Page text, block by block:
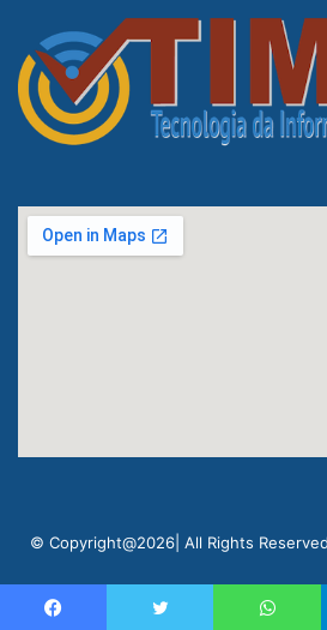
© Copyright@2026| All Rights